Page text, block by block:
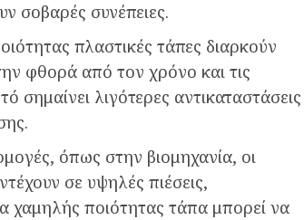
σοβαρές συνέπειες.
πλαστικές τάπες διαρκούν
φθορά από τον χρόνο και τις
σημαίνει λιγότερες αντικαταστάσεις
όπως στην βιομηχανία, οι
σε υψηλές πιέσεις,
χαμηλής ποιότητας τάπα μπορεί να